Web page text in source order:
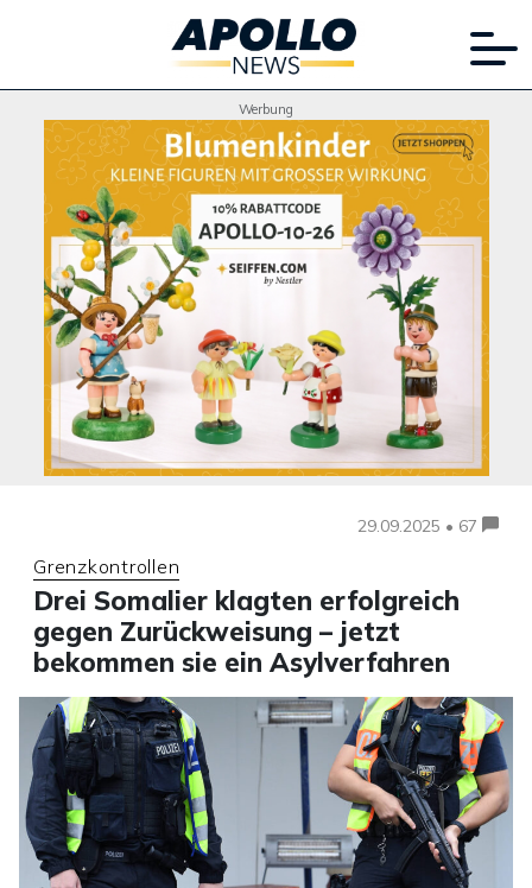
Werbung
29.09.2025 • 67
Grenzkontrollen
Drei Somalier klagten erfolgreich
gegen Zurückweisung – jetzt
bekommen sie ein Asylverfahren